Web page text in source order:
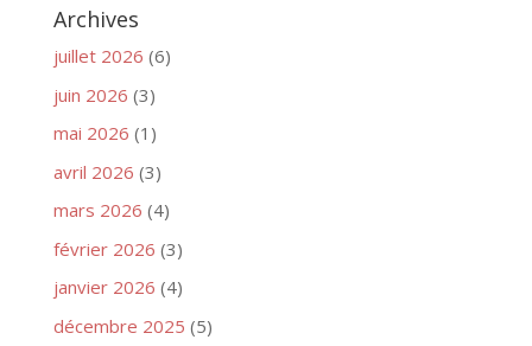
Archives
juillet 2026 (6)
juin 2026 (3)
mai 2026 (1)
avril 2026 (3)
mars 2026 (4)
février 2026 (3)
janvier 2026 (4)
décembre 2025 (5)